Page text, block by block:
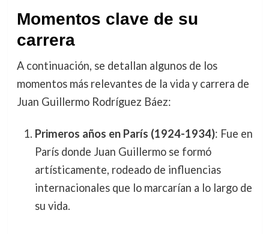
Momentos clave de su
carrera
A continuación, se detallan algunos de los
momentos más relevantes de la vida y carrera de
Juan Guillermo Rodríguez Báez:
Primeros años en París (1924-1934): Fue en
París donde Juan Guillermo se formó
artísticamente, rodeado de influencias
internacionales que lo marcarían a lo largo de
su vida.